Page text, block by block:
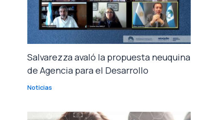
Salvarezza avaló la propuesta neuquina
de Agencia para el Desarrollo
Noticias